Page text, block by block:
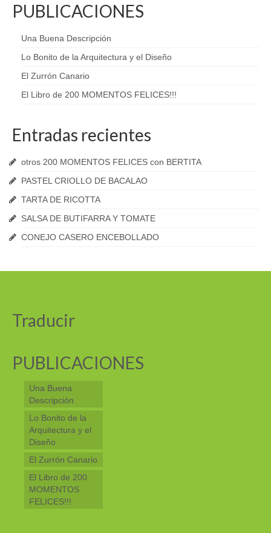
PUBLICACIONES
Una Buena Descripción
Lo Bonito de la Arquitectura y el Diseño
El Zurrón Canario
El Libro de 200 MOMENTOS FELICES!!!
Entradas recientes
otros 200 MOMENTOS FELICES con BERTITA
PASTEL CRIOLLO DE BACALAO
TARTA DE RICOTTA
SALSA DE BUTIFARRA Y TOMATE
CONEJO CASERO ENCEBOLLADO
Traducir
PUBLICACIONES
Una Buena
Descripción
Lo Bonito de la
Arquitectura y el
Diseño
El Zurrón Canario
El Libro de 200
MOMENTOS
FELICES!!!